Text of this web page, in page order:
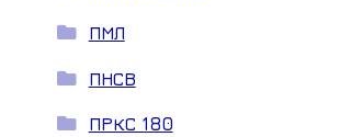
ПМЛ
ПНСВ
ПРКС 180